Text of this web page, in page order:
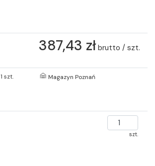
387,43 zł brutto / szt.
1 szt. Magazyn Poznań
szt.